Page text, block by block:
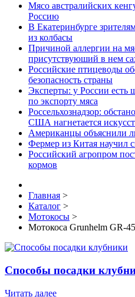
Мясо австралийских
Россию
В Екатеринбурге
из колбасы
Причиной аллергии на
присутствуюший в нем
Российские птицеводы
безопасность страны
Эксперты: у России
по экспорту мяса
Россельхознадзор:
США нагнетается
Американцы объяснили
Фермер из Китая научил
Российский агропром
кормов
Главная >
Каталог >
Мотокосы >
Мотокоса Grunhelm GR-
Способы посадки
Читать далее